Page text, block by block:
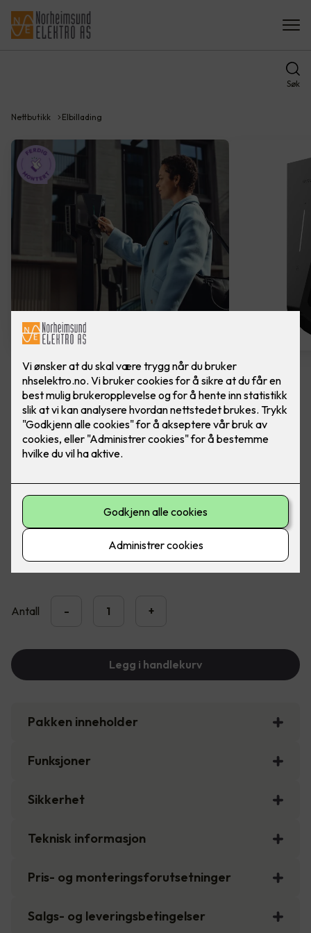
Søk
Nettbutikk Elbillading
Easee Charge Max
Ferdig montert elbillader. Easee Charge Max er
kraftig, presis og solid.
En MID-sertifisert elbillader designet for å levere nøyaktige
strømmålinger, forståelige fakturaer og full kontroll over
ladekostnadene.
20,990,-
Antall - +
Legg i handlekurv
Pakken inneholder
Funksjoner
Sikkerhet
Teknisk informasjon
Pris- og monteringsforutsetninger
Salgs- og leveringsbetingelser